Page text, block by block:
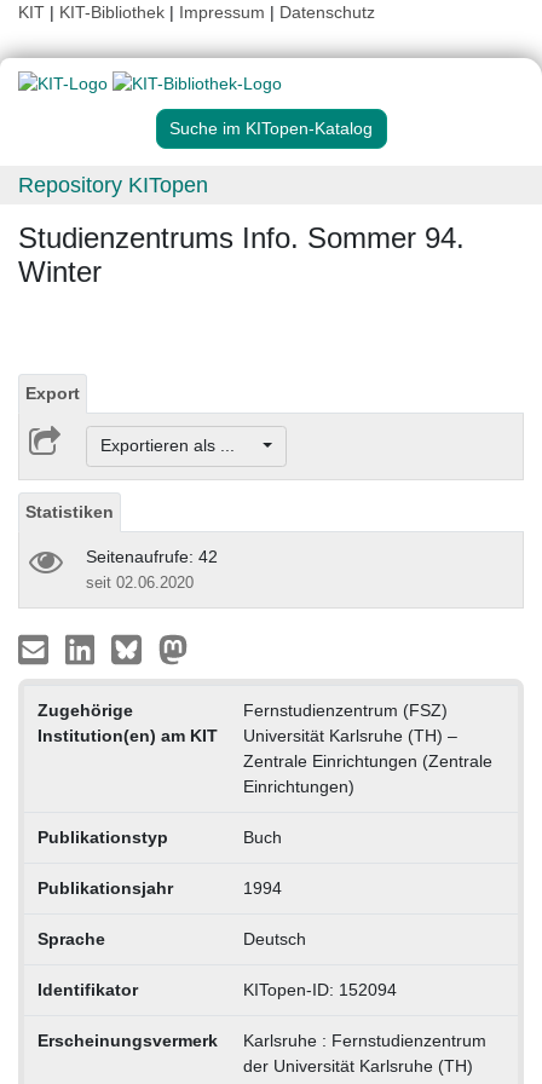
KIT | KIT-Bibliothek | Impressum | Datenschutz
Suche im KITopen-Katalog
Repository KITopen
Studienzentrums Info. Sommer 94.
Winter
Export
Exportieren als ...
Statistiken
Seitenaufrufe: 42
seit 02.06.2020
Zugehörige
Institution(en) am KIT
Fernstudienzentrum (FSZ)
Universität Karlsruhe (TH) –
Zentrale Einrichtungen (Zentrale
Einrichtungen)
Publikationstyp Buch
Publikationsjahr 1994
Sprache Deutsch
Identifikator KITopen-ID: 152094
Erscheinungsvermerk
Karlsruhe : Fernstudienzentrum
der Universität Karlsruhe (TH)